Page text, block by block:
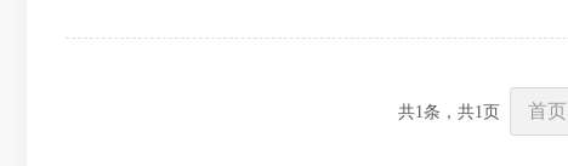
共1条，共1页 首页